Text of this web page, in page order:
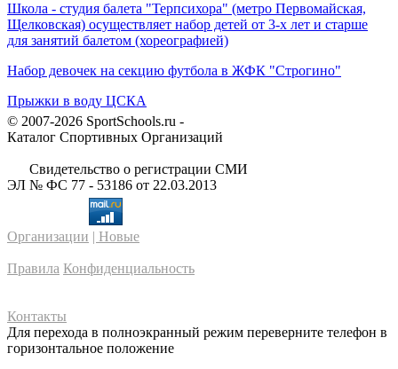
Школа - студия балета "Терпсихора" (метро Первомайская,
Щелковская) осуществляет набор детей от 3-х лет и старше
для занятий балетом (хореографией)
Набор девочек на секцию футбола в ЖФК "Строгино"
Прыжки в воду ЦСКА
© 2007-2026 SportSchools.ru -
Каталог Спортивных Организаций
Свидетельство о регистрации СМИ
ЭЛ № ФС 77 - 53186 от 22.03.2013
Организации | Новые
Правила Конфиденциальность
Контакты
Для перехода в полноэкранный режим переверните телефон в
горизонтальное положение